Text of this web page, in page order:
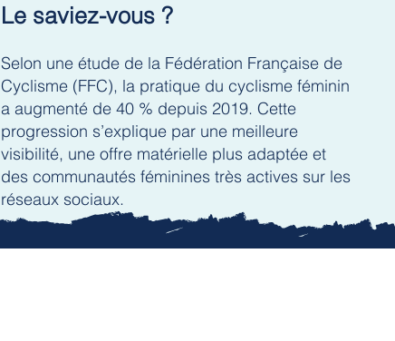
Le saviez-vous ?
Selon une étude de la Fédération Française de
Cyclisme (FFC), la pratique du cyclisme féminin
a augmenté de 40 % depuis 2019. Cette
progression s’explique par une meilleure
visibilité, une offre matérielle plus adaptée et
des communautés féminines très actives sur les
réseaux sociaux.